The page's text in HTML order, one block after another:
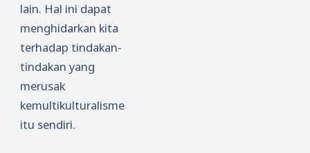
lain. Hal ini dapat
menghidarkan kita
terhadap tindakan-
tindakan yang
merusak
kemultikulturalisme
itu sendiri.